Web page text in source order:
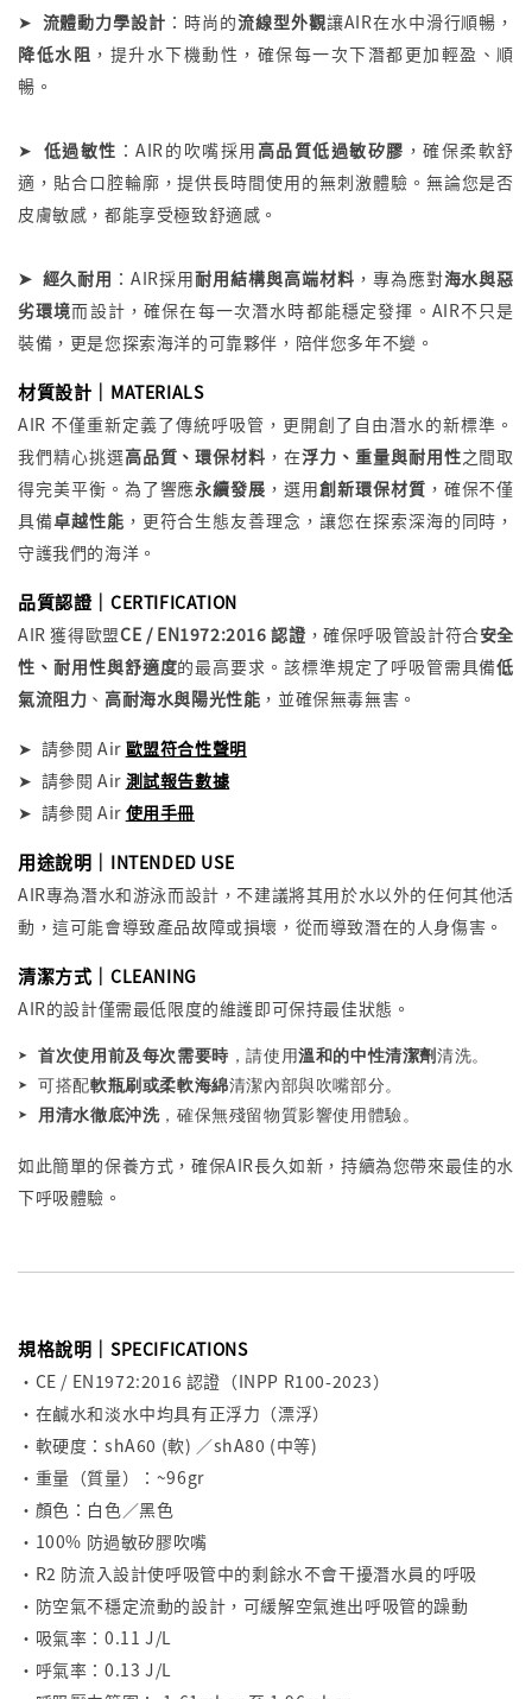
➤ 流體動力學設計 ：時尚的流線型外觀讓AIR在水中滑行順暢，
降低水阻 ，提升水下機動性，確保每一次下潛都更加輕盈、順
暢。
➤ 低過敏性 ：AIR的吹嘴採用 高品質低過敏矽膠 ，確保柔軟舒
適，貼合口腔輪廓，提供長時間使用的無刺激體驗。無論您是否
皮膚敏感，都能享受極致舒適感。
➤ 經久耐用 ：AIR採用耐用結構與高端材料 ，專為應對海水與惡
劣環境而設計，確保在每一次潛水時都能穩定發揮。 AIR不只是
裝備，更是您探索海洋的可靠夥伴，陪伴您多年不變。
材質設計｜ MATERIALS
AIR 不僅重新定義了傳統呼吸管，更開創了自由潛水的新標準。
我們精心挑選高品質、環保材料 ，在浮力、重量與耐用性之間取
得完美平衡。為了響應永續發展 ，選用創新環保材質 ，確保不僅
具備卓越性能 ，更符合生態友善理念，讓您在探索深海的同時，
守護我們的海洋。
品質認證｜ CERTIFICATION
AIR 獲得歐盟CE / EN1972:2016 認證 ，確保呼吸管設計符合安全
性、耐用性與舒適度的最高要求。該標準規定了呼吸管需具備低
氣流阻力 、 高耐海水與陽光性能 ，並確保無毒無害。
➤ 請參閱 Air 歐盟符合性聲明
➤ 請參閱Air 測試報告數據
➤ 請參閱 Air 使用手冊
用途說明｜ INTENDED USE
AIR專為潛水和游泳而設計，不建議將其用於水以外的任何其他活
動，這可能會導致產品故障或損壞，從而導致潛在的人身傷害。
清潔方式｜ CLEANING
AIR的設計僅需最低限度的維護即可保持最佳狀態。
➤ 首次使用前及每次需要時 ，請使用溫和的中性清潔劑清洗。
➤ 可搭配軟瓶刷或柔軟海綿清潔內部與吹嘴部分。
➤ 用清水徹底沖洗，確保無殘留物質影響使用體驗。
如此簡單的保養方式，確保AIR長久如新，持續為您帶來最佳的水
下呼吸體驗。
規格說明｜ SPECIFICATIONS
・CE / EN1972:2016 認證（INPP R100-2023）
・在鹹水和淡水中均具有正浮力（漂浮）
・軟硬度：shA60 (軟) ／shA80 (中等)
・重量（質量）：~96gr
・顏色：白色／黑色
・100% 防過敏矽膠吹嘴
・R2 防流入設計使呼吸管中的剩餘水不會干擾潛水員的呼吸
・防空氣不穩定流動的設計，可緩解空氣進出呼吸管的躁動
・吸氣率：0.11 J/L
・呼氣率：0.13 J/L